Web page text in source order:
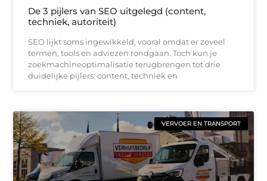
De 3 pijlers van SEO uitgelegd (content,
techniek, autoriteit)
SEO lijkt soms ingewikkeld, vooral omdat er zoveel
termen, tools en adviezen rondgaan. Toch kun je
zoekmachineoptimalisatie terugbrengen tot drie
duidelijke pijlers: content, techniek en
VERVOER EN TRANSPORT